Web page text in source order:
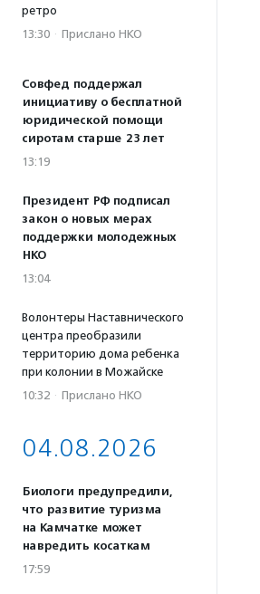
ретро
13:30 · Прислано НКО
Совфед поддержал
инициативу о бесплатной
юридической помощи
сиротам старше 23 лет
13:19
Президент РФ подписал
закон о новых мерах
поддержки молодежных
НКО
13:04
Волонтеры Наставнического
центра преобразили
территорию дома ребенка
при колонии в Можайске
10:32 · Прислано НКО
04.08.2026
Биологи предупредили,
что развитие туризма
на Камчатке может
навредить косаткам
17:59